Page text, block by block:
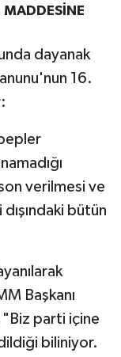
MADDESİNE
dayanak
16.
verilmesi ve
bütün
Başkanı
parti içine
biliniyor.